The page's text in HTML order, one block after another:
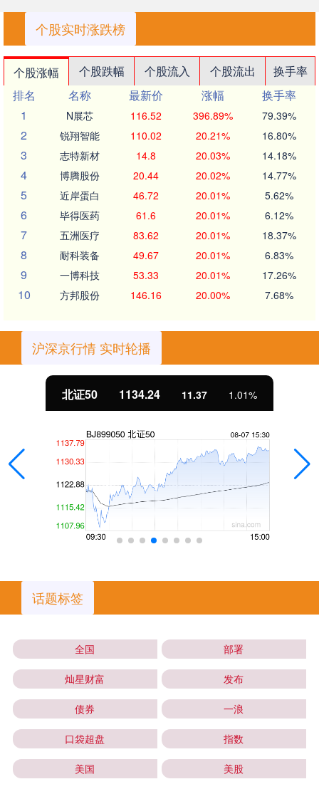
个股实时涨跌榜
个股涨幅 个股跌幅 个股流入 个股流出
换手率
排名
名称 最新价 涨幅
换手率
1
N展芯 116.52 396.89% 79.39%
2 锐翔智能 110.02 20.21% 16.80%
3 志特新材 14.8 20.03% 14.18%
4 博腾股份 20.44 20.02% 14.77%
5 近岸蛋白 46.72 20.01% 5.62%
6 毕得医药 61.6 20.01% 6.12%
7 五洲医疗 83.62 20.01% 18.37%
8 耐科装备 49.67 20.01% 6.83%
9 一博科技 53.33 20.01% 17.26%
10 方邦股份 146.16 20.00% 7.68%
沪深京行情 实时轮播
北证50 1134.24 11.37 1.01%
话题标签
全国 部署
灿星财富 发布
债券 一浪
口袋超盘 指数
美国 美股